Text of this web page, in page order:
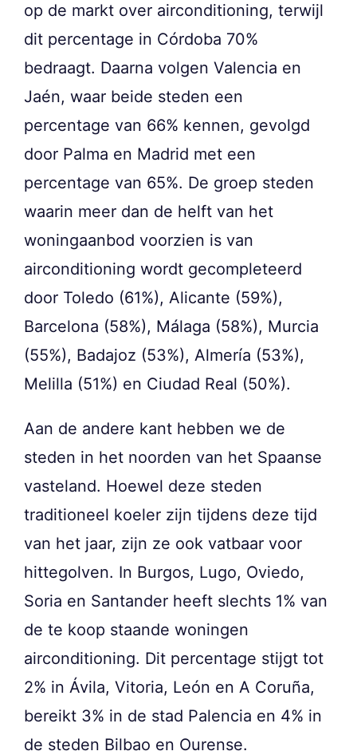
op de markt over airconditioning, terwijl
dit percentage in Córdoba 70%
bedraagt. Daarna volgen Valencia en
Jaén, waar beide steden een
percentage van 66% kennen, gevolgd
door Palma en Madrid met een
percentage van 65%. De groep steden
waarin meer dan de helft van het
woningaanbod voorzien is van
airconditioning wordt gecompleteerd
door Toledo (61%), Alicante (59%),
Barcelona (58%), Málaga (58%), Murcia
(55%), Badajoz (53%), Almería (53%),
Melilla (51%) en Ciudad Real (50%).
Aan de andere kant hebben we de
steden in het noorden van het Spaanse
vasteland. Hoewel deze steden
traditioneel koeler zijn tijdens deze tijd
van het jaar, zijn ze ook vatbaar voor
hittegolven. In Burgos, Lugo, Oviedo,
Soria en Santander heeft slechts 1% van
de te koop staande woningen
airconditioning. Dit percentage stijgt tot
2% in Ávila, Vitoria, León en A Coruña,
bereikt 3% in de stad Palencia en 4% in
de steden Bilbao en Ourense.